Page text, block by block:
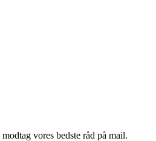
vores bedste råd på mail.